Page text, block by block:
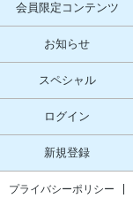
会員限定コンテンツ
お知らせ
スペシャル
ログイン
新規登録
プライバシーポリシー